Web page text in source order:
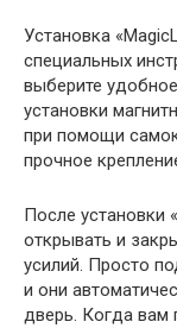
Установка
специальных
выберите
установки
при помощи
прочное
После установки
открывать и
усилий. Просто
и они
дверь. Когда вам